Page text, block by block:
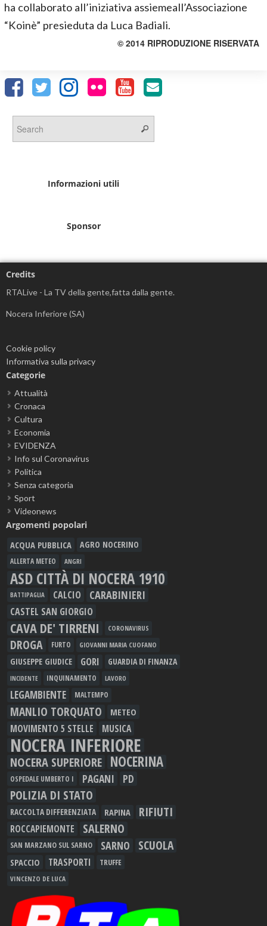
ha collaborato all’iniziativa assiemeall’Associazione
“Koinè” presieduta da Luca Badiali.
© 2014 RIPRODUZIONE RISERVATA
Informazioni utili
Sponsor
Credits
RTALive - La TV della gente,fatta dalla gente.
Nocera Inferiore (SA)
Cookie policy
Informativa sulla privacy
Categorie
Attualità
Cronaca
Cultura
Economia
EVIDENZA
Info sul Coronavirus
Politica
Senza categoria
Sport
Videonews
Argomenti popolari
ACQUA PUBBLICA AGRO NOCERINO
ALLERTA METEO ANGRI
ASD CITTÀ DI NOCERA 1910
BATTIPAGLIA CALCIO CARABINIERI
CASTEL SAN GIORGIO
CAVA DE' TIRRENI CORONAVIRUS
DROGA FURTO GIOVANNI MARIA CUOFANO
GIUSEPPE GIUDICE GORI GUARDIA DI FINANZA
INCIDENTE INQUINAMENTO LAVORO
LEGAMBIENTE MALTEMPO
MANLIO TORQUATO METEO
MOVIMENTO 5 STELLE MUSICA
NOCERA INFERIORE
NOCERA SUPERIORE NOCERINA
OSPEDALE UMBERTO I PAGANI PD
POLIZIA DI STATO
RACCOLTA DIFFERENZIATA RAPINA RIFIUTI
ROCCAPIEMONTE SALERNO
SAN MARZANO SUL SARNO SARNO SCUOLA
SPACCIO TRASPORTI TRUFFE
VINCENZO DE LUCA